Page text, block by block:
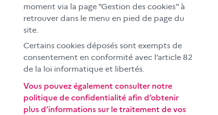
À l'international
CLEMI sup
Espace presse
Si vous souhaitez vous abonner gratuitement à la lettre
d'information mensuelle du CLEMI, cliquezici →
moment via la page "Gestion des cookies" à
retrouver dans le menu en pied de page du
site.
Certains cookies déposés sont exempts de
consentement en conformité avec l’article 82
de la loi informatique et libertés.
Vous pouvez également consulter notre
politique de confidentialité afin d’obtenir
plus d’informations sur le traitement de vos